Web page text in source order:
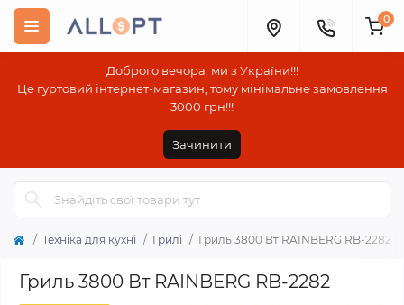
Доброго вечора, ми з України!!!
Це гуртовий інтернет-магазин, тому мінімальне замовлення
3000 грн!!!
Зачинити
0
Техніка для кухні Грилі Гриль 3800 Вт RAINBERG RB-2282
Гриль 3800 Вт RAINBERG RB-2282